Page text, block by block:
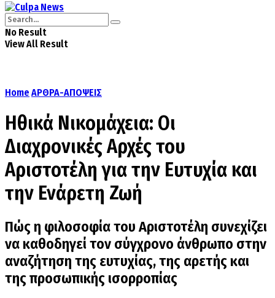
No Result
View All Result
Home ΑΡΘΡΑ-ΑΠΟΨΕΙΣ
Ηθικά Νικομάχεια: Οι
Διαχρονικές Αρχές του
Αριστοτέλη για την Ευτυχία και
την Ενάρετη Ζωή
Πώς η φιλοσοφία του Αριστοτέλη συνεχίζει
να καθοδηγεί τον σύγχρονο άνθρωπο στην
αναζήτηση της ευτυχίας, της αρετής και
της προσωπικής ισορροπίας